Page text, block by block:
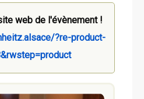
web de l'évènement !
?re-product-